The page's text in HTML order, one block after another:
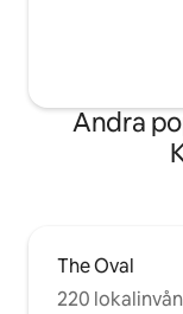
Andra
The Oval
220